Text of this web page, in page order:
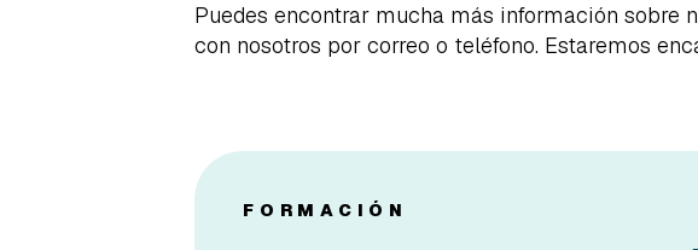
Puedes encontrar mucha más información sobre
con nosotros por correo o teléfono. Estaremos
FORMACIÓN